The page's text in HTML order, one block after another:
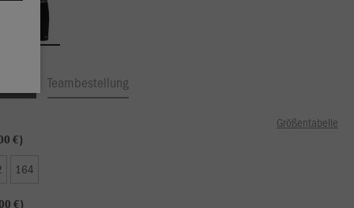
Teambestellung
Größentabelle
€)
164
€)